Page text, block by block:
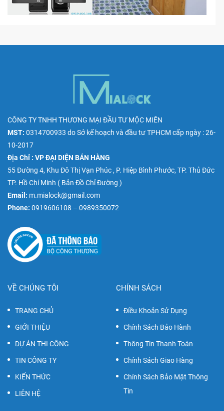
CÔNG TY TNHH THƯƠNG MẠI ĐẦU TƯ MỘC MIÊN
MST: 0314700933 doSở kế hoạch và đầu tư TPHCM cấp ngày : 26-
10-2017
Địa Chỉ : VP ĐẠI DIỆN BÁN HÀNG
55 Đường 4, Khu Đô Thị Vạn Phúc , P. Hiệp Bình Phước, TP. Thủ Đức
TP. Hồ Chí Minh ( Bản Đồ Chỉ Đường )
Email: m.mialock@gmail.com
Phone: 0919606108 – 0989350072
VỀ CHÚNG TÔI
TRANG CHỦ
GIỚI THIỆU
DỰ ÁN THI CÔNG
TIN CÔNG TY
KIẾN THỨC
LIÊN HỆ
CHÍNH SÁCH
Điều Khoản Sử Dụng
Chính Sách Bảo Hành
Thông Tin Thanh Toán
Chính Sách Giao Hàng
Chính Sách Bảo Mật Thông
Tin